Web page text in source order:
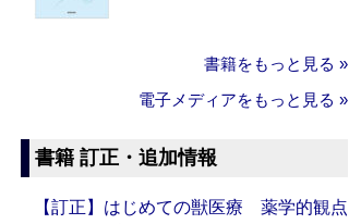
書籍をもっと見る »
電子メディアをもっと見る »
書籍 訂正・追加情報
【訂正】はじめての獣医療 薬学的観点